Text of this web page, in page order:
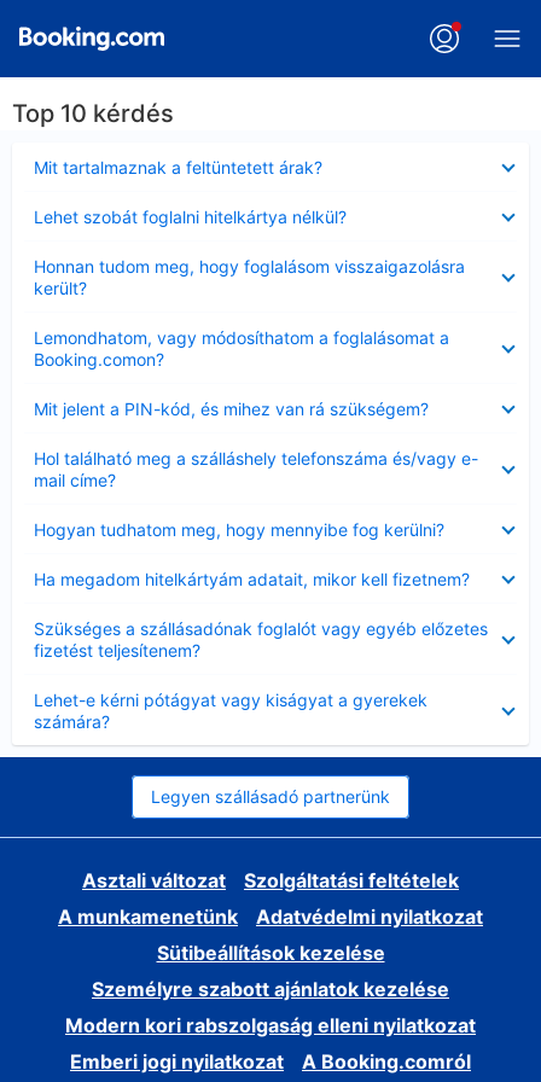
Top 10 kérdés
Mit tartalmaznak a feltüntetett árak?
Lehet szobát foglalni hitelkártya nélkül?
Honnan tudom meg, hogy foglalásom visszaigazolásra
került?
Lemondhatom, vagy módosíthatom a foglalásomat a
Booking.comon?
Mit jelent a PIN-kód, és mihez van rá szükségem?
Hol található meg a szálláshely telefonszáma és/vagy e-
mail címe?
Hogyan tudhatom meg, hogy mennyibe fog kerülni?
Ha megadom hitelkártyám adatait, mikor kell fizetnem?
Szükséges a szállásadónak foglalót vagy egyéb előzetes
fizetést teljesítenem?
Lehet-e kérni pótágyat vagy kiságyat a gyerekek
számára?
Legyen szállásadó partnerünk
Asztali változat
Szolgáltatási feltételek
A munkamenetünk
Adatvédelmi nyilatkozat
Sütibeállítások kezelése
Személyre szabott ajánlatok kezelése
Modern kori rabszolgaság elleni nyilatkozat
Emberi jogi nyilatkozat
A Booking.comról